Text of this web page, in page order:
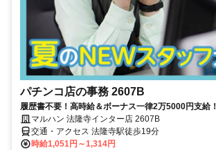
パチンコ店の事務 2607B
履歴書不要！高時給＆ボーナス一律2万5000円支給！
マルハン 法隆寺インター店 2607B
交通・アクセス 法隆寺駅徒歩19分
時給1,051円～1,314円